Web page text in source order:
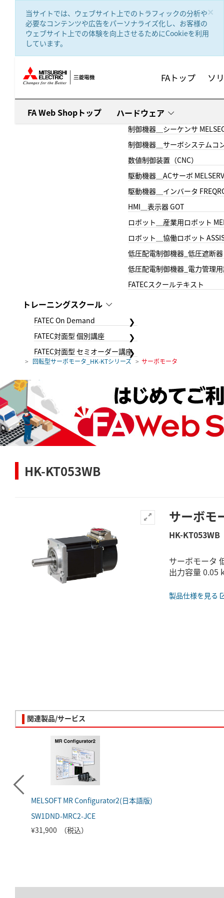
×
当サイトでは、ウェブサイト上でのトラフィックの分析や
必要なコンテンツや広告をパーソナライズ化し、お客様の
ウェブサイト上での体験を向上させるためにCookieを利用
しています。
FAトップ ソ
FA Web Shopトップ ハードウェア
制御機器＿シーケンサ
制御機器＿サーボシステムコ
数値制御装置（CNC）
駆動機器＿ACサーボ
駆動機器＿インバータ
HMI＿表示器 GOT
ロボット＿産業用ロボット
ロボット＿協働ロボット
低圧配電制御機器_低圧遮断器
低圧配電制御機器_電力管理
FATECスクールテキスト
トレーニングスクール
FATEC On Demand
FATEC対面型 個別講座
FATEC対面型 セミオーダー講座
回転型サーボモータ_HK-KTシリーズ サーボモータ
HK-KT053WB
サーボモ
HK-KT053WB
サーボモータ
出力容量 0.05
製品仕様を見る
関連製品/サービス
MELSOFT MR Configurator2(日本語版)
SW1DND-MRC2-JCE
¥31,900 （税込）